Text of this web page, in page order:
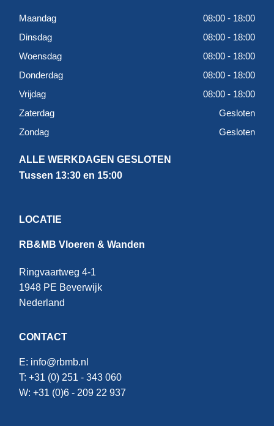
Maandag
08:00 - 18:00
Dinsdag
08:00 - 18:00
Woensdag
08:00 - 18:00
Donderdag
08:00 - 18:00
Vrijdag
08:00 - 18:00
Zaterdag
Gesloten
Zondag
Gesloten
ALLE WERKDAGEN GESLOTEN
Tussen 13:30 en 15:00
LOCATIE
RB&MB Vloeren & Wanden
Ringvaartweg 4-1
1948 PE Beverwijk
Nederland
CONTACT
E: info@rbmb.nl
T: +31 (0) 251 - 343 060
W: +31 (0)6 - 209 22 937